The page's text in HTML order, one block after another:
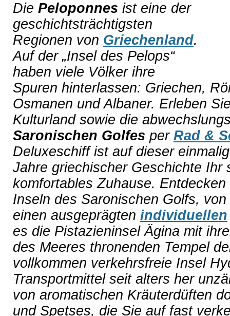
Die Peloponnes ist eine der
geschichtsträchtigsten
Regionen von Griechenland.
Auf der „Insel des Pelops“
haben viele Völker ihre
Spuren hinterlassen: Griechen,
Osmanen und Albaner. Erleben
Kulturland sowie die
Saronischen Golfes per Rad &
Deluxeschiff ist auf dieser
Jahre griechischer Geschichte Ihr
komfortables Zuhause.
Inseln des Saronischen Golfs,
einen ausgeprägten individuellen
es die Pistazieninsel Ägina mit
des Meeres thronenden Tempel
vollkommen verkehrsfreie Insel
Transportmittel seit alters her
von aromatischen Kräuterdüften
und Spetses, die Sie auf fast